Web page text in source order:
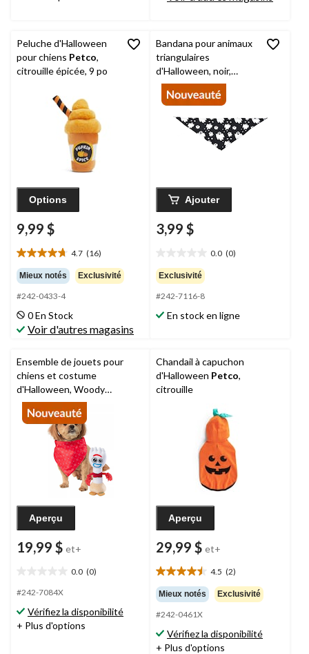
Peluche d'Halloween
pour chiens Petco,
citrouille épicée, 9 po
Options
9,99 $
4.7 (16)
4.7
étoile(s)
sur
5.
16
évaluations
Mieux notés Exclusivité
#242-0433-4
0 En Stock
Voir d'autres magasins
Bandana pour animaux
triangulaires
d'Halloween, noir,
grand, accessoire prêt-
à-porter pour
Ajouter
3,99 $
0.0 (0)
étoile(s)
sur
5.
Exclusivité
#242-7116-8
En stock en ligne
Ensemble de jouets pour
chiens et costume
d'Halloween, Woody
d'Histoire de jouets,
multicolore, tailles variées
Aperçu
19,99 $ et+
0.0 (0)
étoile(s)
5.
#242-7084X
Vérifiez la disponibilité
+ Plus d'options
Chandail à capuchon
d'Halloween Petco,
citrouille
Aperçu
29,99 $ et+
4.5 (2)
4.5
étoile(s)
sur
5.
2
évaluations
Mieux notés Exclusivité
#242-0461X
Vérifiez la disponibilité
+ Plus d'options